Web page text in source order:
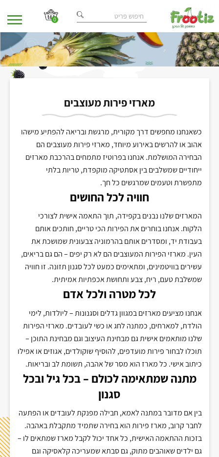
0
בית/מאמרים / מארזי פירות מעוצבים
מארזי פירות מעוצבים
כשאנחנו מחפשים דרך מקורית, מרגשת ובריאה להפתיע מישהו
אהוב או להרשים באירוע מיוחד, מארזי פירות מעוצבים הם
הבחירה המושלמת. אנחנו בפרוטיז מתמחים בהרכבת מארזים
ייחודיים שמשלבים בין אסתטיקה מוקפדת, טריות בלתי
מתפשרת וטעמים שמרגשים כל חך.
חוויה לכל החושים
המארזים שלנו נבנים בקפידה, תוך התאמה אישית לצורכי
הלקוח. אנחנו בוחרים את הפירות הכי טריים, חותכים אותם
בעבודת יד, ומסדרים אותם בהרמוניה צבעונית שמושכת את
העין. מארזי הפירות המעוצבים הם לא רק יפים – הם גם בריאים,
עשירים בוויטמינים, ומתאימים כמעט לכל סגנון תזונה. זו חוויה
שמשלבת טעם, ריח, צבע ותחושת אכפתיות אמיתית.
לכל מטרה ולכל אדם
אנחנו מציעים מארזים במגוון גדלים וסגנונות – ליולדות, לימי
הולדת, למארחים, כמתנה לחג או כשי לעובדים. מארזי הפירות
שלנו מותאמים אישית גם מבחינת העיצוב וגם מבחינת התוכן –
תוכלו לבחור פירות מועדפים, להוסיף שוקולדים, אגוזים או אפילו
כיתוב אישי. כל מארז הוא מסר של אהבה, תשומת לב ובריאות.
מתנה שמתאימה לכולם – בכל גיל ובכל
סגנון
בין אם מדובר במתנה לאמא, חבילה מפנקת לעובדים או הפתעה
לחבר קרוב, מארז פירות הוא בחירה שתמיד מתקבלת באהבה.
בזכות ההתאמה האישית, כל אחד יכול לקבל מארז שמתאים לו –
גם ילדים שאוהבים מתוק, גם סבתא שמעריכה קלאסיקה וגם